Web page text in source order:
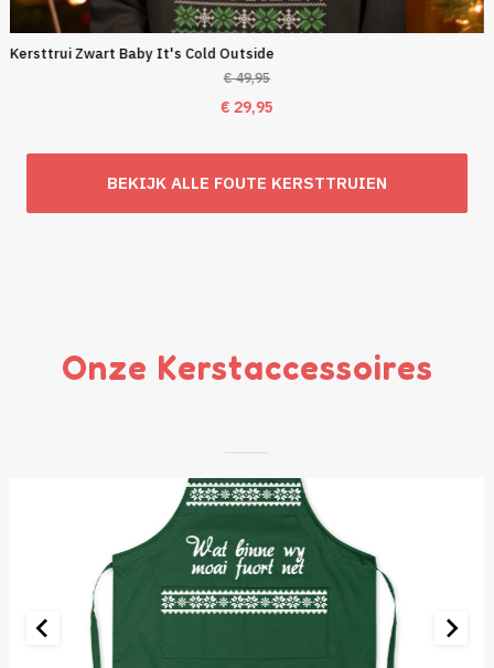
Kersttrui Zwart Baby It's Cold Outside
€49,95
Oorspronkelijke
was:
€29,95
is:
BEKIJK ALLE FOUTE KERSTTRUIEN
Onze Kerstaccessoires